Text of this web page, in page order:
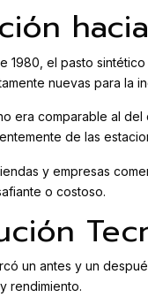
1980, el pasto
nuevas para la
era comparable al
de las
y empresas
o costoso.
un antes y un
rendimiento.